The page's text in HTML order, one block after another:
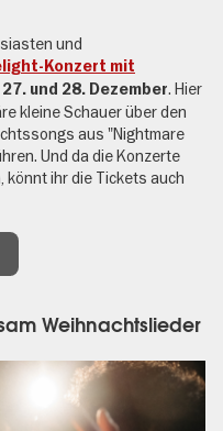
und
Konzert mit
27. und 28. Dezember. Hier
kleine Schauer über den
aus "Nightmare
Und da die Konzerte
ihr die Tickets auch
Weihnachtslieder